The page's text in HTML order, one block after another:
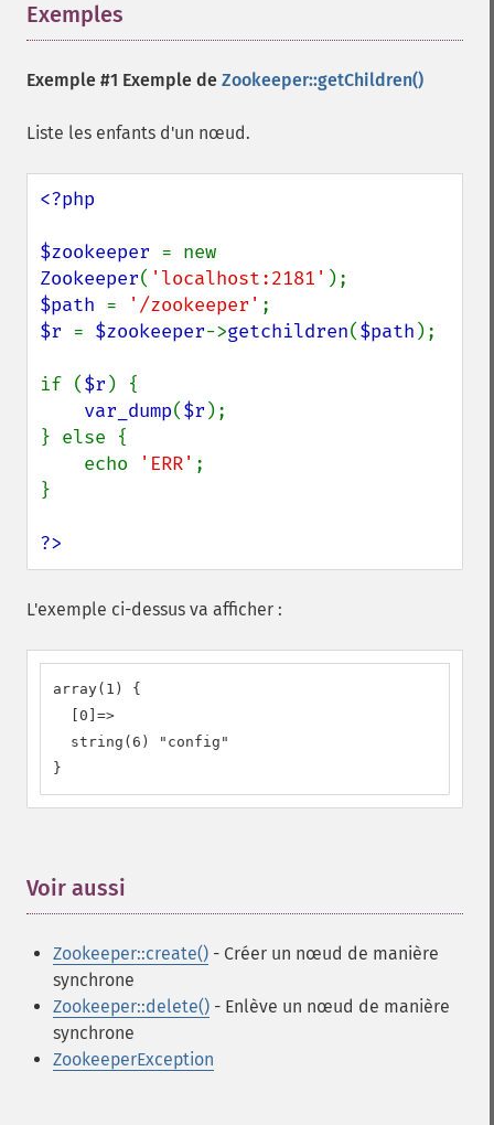
Exemples
Exemple #1 Exemple de Zookeeper::getChildren()
Liste les enfants d'un nœud.
<?php
$zookeeper
Zookeeper( 'localhost:2181'
$path = '/zookeeper'
$r = $zookeeper->getchildren($path );
if ($r ) {
var_dump($r );
} else {
    echo
'ERR' ;
}
?>
L'exemple ci-dessus va afficher :
array(1) {
  [0]=>
  string(6) "config"
}
Voir aussi
Zookeeper::create() - Créer un nœud de manière
synchrone
Zookeeper::delete() - Enlève un nœud de manière
synchrone
ZookeeperException